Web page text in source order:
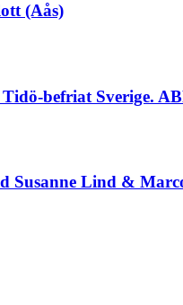
(Aås)
befriat Sverige.
Susanne Lind &